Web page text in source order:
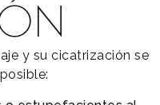
y su cicatrización se